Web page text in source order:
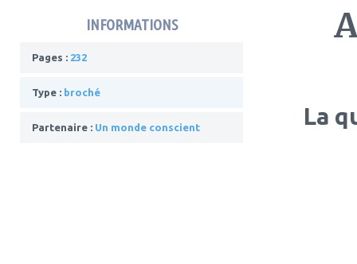
INFORMATIONS
Pages : 232
Type : broché
Partenaire : Un monde conscient La